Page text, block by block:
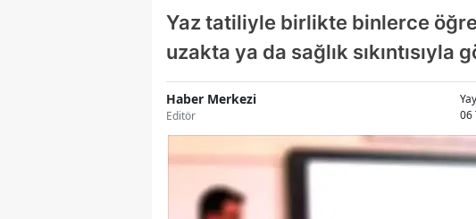
Yaz tatiliyle birlikte binlerce
uzakta ya da sağlık
Haber Merkezi
Editör
06